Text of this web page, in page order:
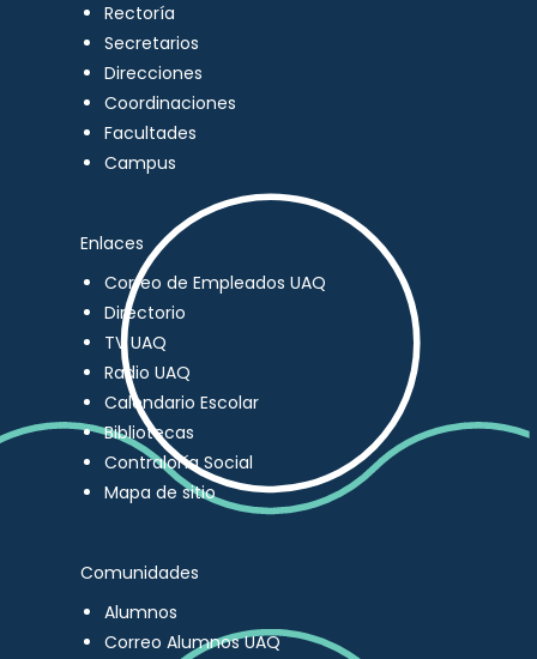
Rectoría
Secretarios
Direcciones
Coordinaciones
Facultades
Campus
Enlaces
Correo de Empleados UAQ
Directorio
TV UAQ
Radio UAQ
Calendario Escolar
Bibliotecas
Contraloría Social
Mapa de sitio
Comunidades
Alumnos
Correo Alumnos UAQ